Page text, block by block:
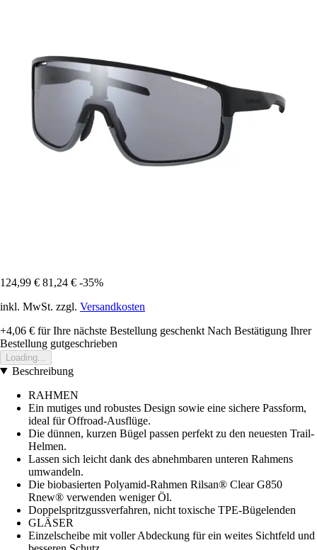
124,99 € 81,24 € -35%
inkl. MwSt. zzgl. Versandkosten
+4,06 € für Ihre nächste Bestellung geschenkt Nach Bestätigung Ihrer
Bestellung gutgeschrieben
Loading...
Beschreibung
RAHMEN
Ein mutiges und robustes Design sowie eine sichere Passform,
ideal für Offroad-Ausflüge.
Die dünnen, kurzen Bügel passen perfekt zu den neuesten Trail-
Helmen.
Lassen sich leicht dank des abnehmbaren unteren Rahmens
umwandeln.
Die biobasierten Polyamid-Rahmen Rilsan® Clear G850
Rnew® verwenden weniger Öl.
Doppelspritzgussverfahren, nicht toxische TPE-Bügelenden
GLÄSER
Einzelscheibe mit voller Abdeckung für ein weites Sichtfeld und